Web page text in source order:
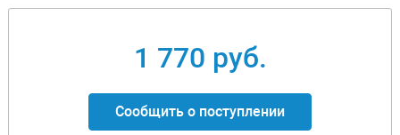
1 770 руб.
Сообщить о поступлении